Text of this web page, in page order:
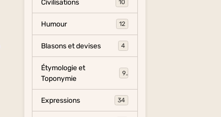
Civilisations 10
Humour 12
Blasons et devises 4
Étymologie et
Toponymie
9
Expressions 34